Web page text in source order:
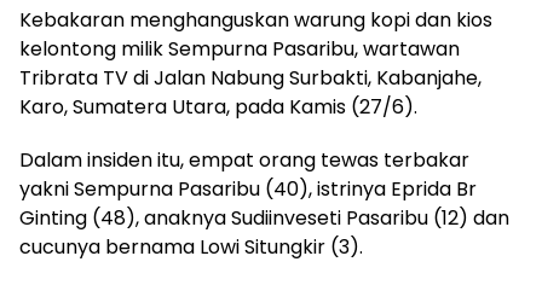
Kebakaran menghanguskan warung kopi dan kios
kelontong milik Sempurna Pasaribu, wartawan
Tribrata TV di Jalan Nabung Surbakti, Kabanjahe,
Karo, Sumatera Utara, pada Kamis (27/6).
Dalam insiden itu, empat orang tewas terbakar
yakni Sempurna Pasaribu (40), istrinya Eprida Br
Ginting (48), anaknya Sudiinveseti Pasaribu (12) dan
cucunya bernama Lowi Situngkir (3).